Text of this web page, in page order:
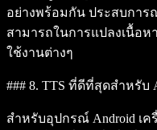
อย่างพร้อมกัน ประสบการ
สามารถในการแปลงเนื้อห
ใช้งานต่างๆ
### 8. TTS ที่ดีที่สุดสำหรับ
สำหรับอุปกรณ์ Android เครื่